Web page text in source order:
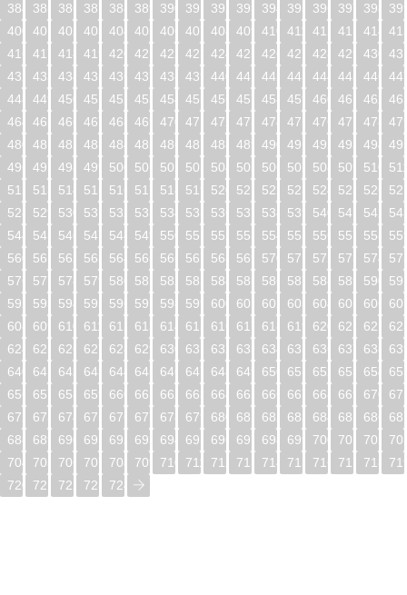
384
385 386 387 388 389 390 391 392 393 394 395 396 397 398
400
401 402 403 404 405 406 407 408 409 410 411 412 413 414
416
417 418 419 420 421 422 423 424 425 426 427 428 429 430
432
433 434 435 436 437 438 439 440 441 442 443 444 445 446
448
449 450 451 452 453 454 455 456 457 458 459 460 461 462
464
465 466 467 468 469 470 471 472 473 474 475 476 477 478
480
481 482 483 484 485 486 487 488 489 490 491 492 493 494
496
497 498 499 500 501 502 503 504 505 506 507 508 509 510
512
513 514 515 516 517 518 519 520 521 522 523 524 525 526
528
529 530 531 532 533 534 535 536 537 538 539 540 541 542
544
545 546 547 548 549 550 551 552 553 554 555 556 557 558
560
561 562 563 564 565 566 567 568 569 570 571 572 573 574
576
577 578 579 580 581 582 583 584 585 586 587 588 589 590
592
593 594 595 596 597 598 599 600 601 602 603 604 605 606
608
609 610 611 612 613 614 615 616 617 618 619 620 621 622
624
625 626 627 628 629 630 631 632 633 634 635 636 637 638
640
641 642 643 644 645 646 647 648 649 650 651 652 653 654
656
657 658 659 660 661 662 663 664 665 666 667 668 669 670
672
673 674 675 676 677 678 679 680 681 682 683 684 685 686
688
689 690 691 692 693 694 695 696 697 698 699 700 701 702
704
705 706 707 708 709 710 711 712 713 714 715 716 717 718
720
721 722 723 724